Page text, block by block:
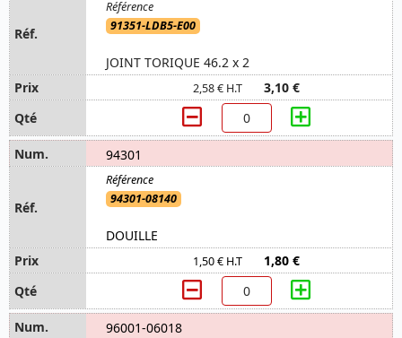
91351-LDB5-E00
JOINT TORIQUE 46.2 x 2
2,58 € H.T 3,10 €
94301
94301-08140
DOUILLE
1,50 € H.T 1,80 €
96001-06018